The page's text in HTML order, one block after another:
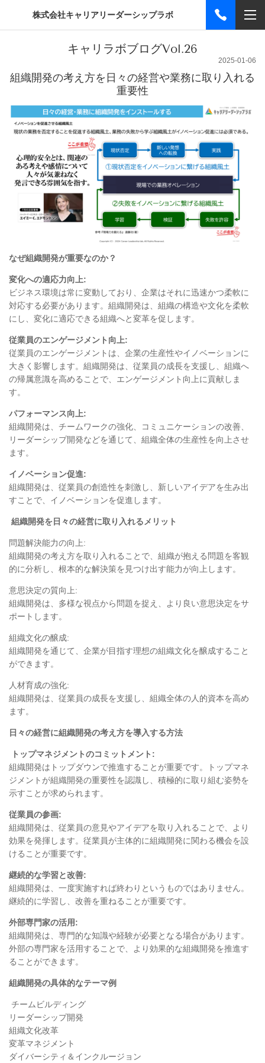
株式会社キャリアリーダーシップラボ
キャリラボブログVol.26
2025-01-06
組織開発の考え方を日々の経営や業務に取り入れる
重要性
なぜ組織開発が重要なのか？
変化への適応力向上:
ビジネス環境は常に変動しており、企業はそれに迅速かつ柔軟に
対応する必要があります。組織開発は、組織の構造や文化を柔軟
にし、変化に適応できる組織へと変革を促します。
従業員のエンゲージメント向上:
従業員のエンゲージメントは、企業の生産性やイノベーションに
大きく影響します。組織開発は、従業員の成長を支援し、組織へ
の帰属意識を高めることで、エンゲージメント向上に貢献しま
す。
パフォーマンス向上:
組織開発は、チームワークの強化、コミュニケーションの改善、
リーダーシップ開発などを通じて、組織全体の生産性を向上させ
ます。
イノベーション促進:
組織開発は、従業員の創造性を刺激し、新しいアイデアを生み出
すことで、イノベーションを促進します。
組織開発を日々の経営に取り入れるメリット
問題解決能力の向上:
組織開発の考え方を取り入れることで、組織が抱える問題を客観
的に分析し、根本的な解決策を見つけ出す能力が向上します。
意思決定の質向上:
組織開発は、多様な視点から問題を捉え、より良い意思決定をサ
ポートします。
組織文化の醸成:
組織開発を通じて、企業が目指す理想の組織文化を醸成すること
ができます。
人材育成の強化:
組織開発は、従業員の成長を支援し、組織全体の人的資本を高め
ます。
日々の経営に組織開発の考え方を導入する方法
トップマネジメントのコミットメント :
組織開発はトップダウンで推進することが重要です。トップマネ
ジメントが組織開発の重要性を認識し、積極的に取り組む姿勢を
示すことが求められます。
従業員の参画:
組織開発は、従業員の意見やアイデアを取り入れることで、より
効果を発揮します。従業員が主体的に組織開発に関わる機会を設
けることが重要です。
継続的な学習と改善:
組織開発は、一度実施すれば終わりというものではありません。
継続的に学習し、改善を重ねることが重要です。
外部専門家の活用:
組織開発は、専門的な知識や経験が必要となる場合があります。
外部の専門家を活用することで、より効果的な組織開発を推進す
ることができます。
組織開発の具体的なテーマ例
チームビルディング
リーダーシップ開発
組織文化改革
変革マネジメント
ダイバーシティ＆インクルージョン